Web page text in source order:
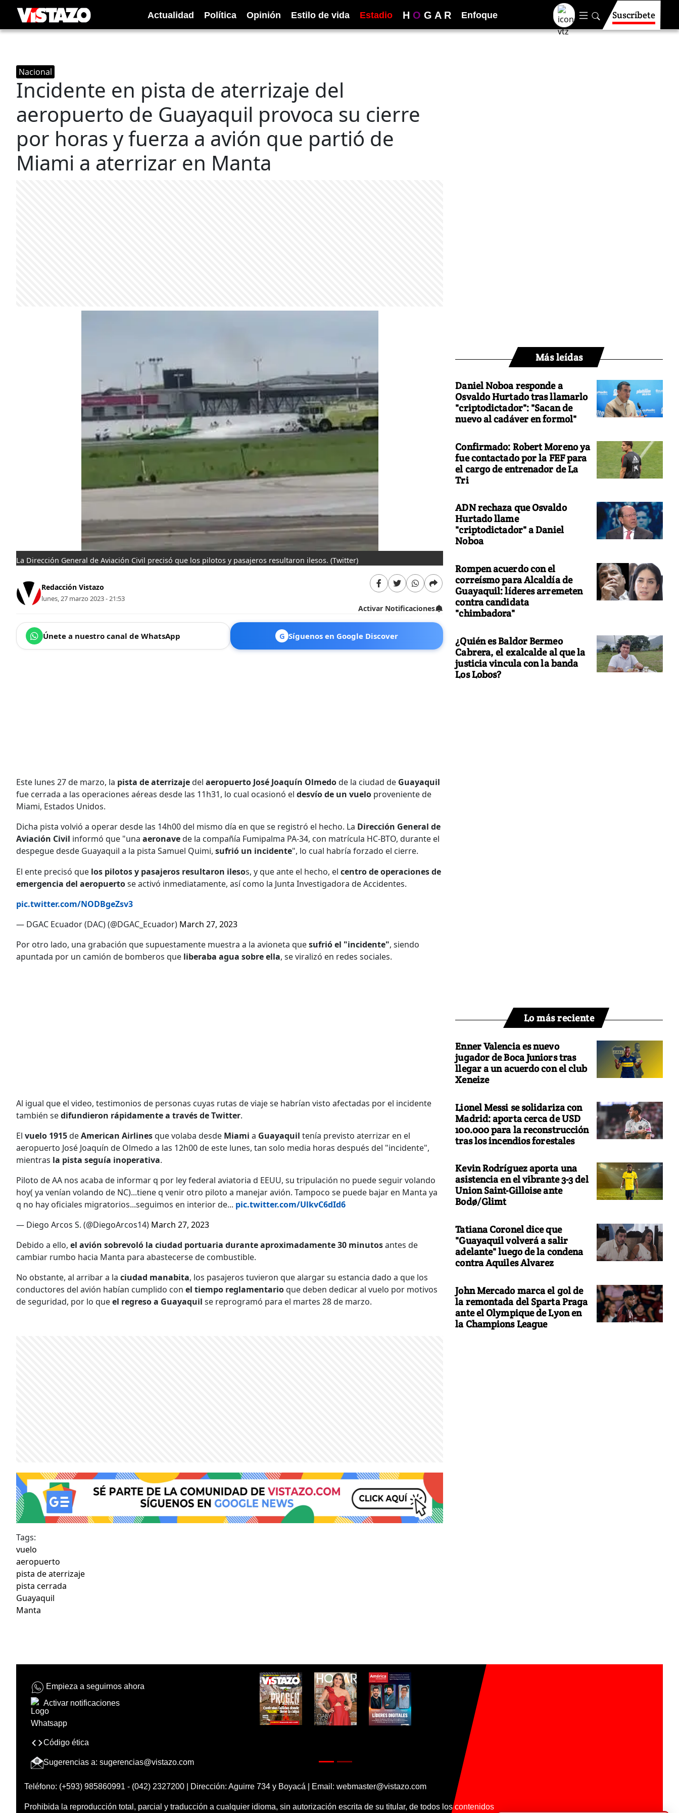
Actualidad Política Opinión Estilo de vida Estadio H O G A R Enfoque Suscríbete
Nacional
Incidente en pista de aterrizaje del
aeropuerto de Guayaquil provoca su cierre
por horas y fuerza a avión que partió de
Miami a aterrizar en Manta
La Dirección General de Aviación Civil precisó que los pilotos y pasajeros resultaron ilesos. (Twitter)
Redacción Vistazo
lunes, 27 marzo 2023 - 21:53
Activar Notificaciones
Únete a nuestro canal de WhatsApp G Síguenos en Google Discover
Este lunes 27 de marzo, la pista de aterrizajedel aeropuerto José Joaquín Olmedode la ciudad de Guayaquil
fue cerrada a las operaciones aéreas desde las 11h31, lo cual ocasionó el desvío de un vuelo proveniente de
Miami, Estados Unidos.
Dicha pista volvió a operar desde las 14h00 del mismo día en que se registró el hecho. La Dirección General de
Aviación Civil informó que "una aeronavede la compañía Fumipalma PA-34, con matrícula HC-BTO, durante el
despegue desde Guayaquil a la pista Samuel Quimi, sufrió un incidente", lo cual habría forzado el cierre.
El ente precisó que los pilotos y pasajeros resultaron ilesos, y que ante el hecho, el centro de operaciones de
emergencia del aeropuertose activó inmediatamente, así como la Junta Investigadora de Accidentes.
pic.twitter.com/NODBgeZsv3
— DGAC Ecuador (DAC) (@DGAC_Ecuador) March 27, 2023
Por otro lado, una grabación que supuestamente muestra a la avioneta quesufrió el "incidente", siendo
apuntada por un camión de bomberos que liberaba agua sobre ella, se viralizó en redes sociales.
Al igual que el video, testimonios de personas cuyas rutas de viaje se habrían visto afectadas por el incidente
también sedifundieron rápidamente a través de Twitter.
El vuelo 1915deAmerican Airlinesque volaba desde Miami a Guayaquil tenía previsto aterrizar en el
aeropuerto José Joaquín de Olmedo a las 12h00 de este lunes, tan solo media horas después del "incidente",
mientras la pista seguía inoperativa.
Piloto de AA nos acaba de informar q por ley federal aviatoria d EEUU, su tripulación no puede seguir volando
hoy( ya venían volando de NC)...tiene q venir otro piloto a manejar avión. Tampoco se puede bajar en Manta ya
q no hay oficiales migratorios...seguimos en interior de... pic.twitter.com/UlkvC6dId6
— Diego Arcos S. (@DiegoArcos14) March 27, 2023
Debido a ello, el avión sobrevoló la ciudad portuaria durante aproximadamente 30 minutosantes de
cambiar rumbo hacia Manta para abastecerse de combustible.
No obstante, al arribar a la ciudad manabita, los pasajeros tuvieron que alargar su estancia dado a que los
conductores del avión habían cumplido con el tiempo reglamentarioque deben dedicar al vuelo por motivos
de seguridad, por lo queel regreso a Guayaquil se reprogramó para el martes 28 de marzo.
Tags:
vuelo
aeropuerto
pista de aterrizaje
pista cerrada
Guayaquil
Manta
Más leídas
Daniel Noboa responde a
Osvaldo Hurtado tras llamarlo
"criptodictador": "Sacan de
nuevo al cadáver en formol"
Confirmado: Robert Moreno ya
fue contactado por la FEF para
el cargo de entrenador de La
Tri
ADN rechaza que Osvaldo
Hurtado llame
"criptodictador" a Daniel
Noboa
Rompen acuerdo con el
correísmo para Alcaldía de
Guayaquil: líderes arremeten
contra candidata
"chimbadora"
¿Quién es Baldor Bermeo
Cabrera, el exalcalde al que la
justicia vincula con la banda
Los Lobos?
Lo más reciente
Enner Valencia es nuevo
jugador de Boca Juniors tras
llegar a un acuerdo con el club
Xeneize
Lionel Messi se solidariza con
Madrid: aporta cerca de USD
100.000 para la reconstrucción
tras los incendios forestales
Kevin Rodríguez aporta una
asistencia en el vibrante 3-3 del
Union Saint-Gilloise ante
Bodø/Glimt
Tatiana Coronel dice que
"Guayaquil volverá a salir
adelante" luego de la condena
contra Aquiles Alvarez
John Mercado marca el gol de
la remontada del Sparta Praga
ante el Olympique de Lyon en
la Champions League
Empieza a seguirnos ahora
Activar notificaciones
Código ética
Sugerencias a: sugerencias@vistazo.com
Teléfono: (+593) 985860991 - (042) 2327200 | Dirección: Aguirre 734 y Boyacá | Email: webmaster@vistazo.com
Prohibida la reproducción total, parcial y traducción a cualquier idioma, sin autorización escrita de su titular, de todos los contenidos